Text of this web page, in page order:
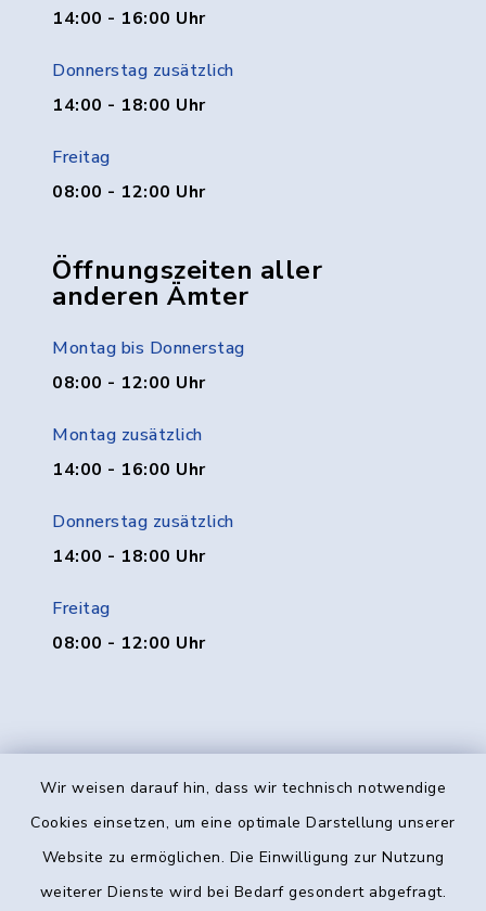
Wir weisen darauf hin, dass wir technisch notwendige
Cookies einsetzen, um eine optimale Darstellung unserer
Website zu ermöglichen. Die Einwilligung zur Nutzung
weiterer Dienste wird bei Bedarf gesondert abgefragt.
14:00 - 16:00 Uhr
Donnerstag zusätzlich
14:00 - 18:00 Uhr
Freitag
08:00 - 12:00 Uhr
Öffnungszeiten aller
anderen Ämter
Montag bis Donnerstag
08:00 - 12:00 Uhr
Montag zusätzlich
14:00 - 16:00 Uhr
Donnerstag zusätzlich
14:00 - 18:00 Uhr
Freitag
08:00 - 12:00 Uhr
Kontakt